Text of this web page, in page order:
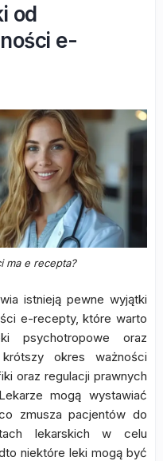
od
e-
ma e recepta?
istnieją pewne wyjątki
e-recepty, które warto
psychotropowe oraz
okres ważności
oraz regulacji prawnych
mogą wystawiać
zmusza pacjentów do
lekarskich w celu
niektóre leki mogą być